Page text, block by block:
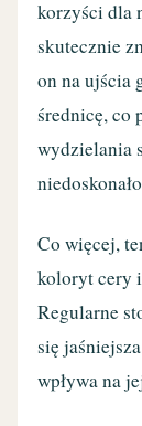
korzyści dla
skutecznie
on na ujścia
średnicę, co
wydzielania
Co więcej,
koloryt cery
Regularne
się
wpływa na